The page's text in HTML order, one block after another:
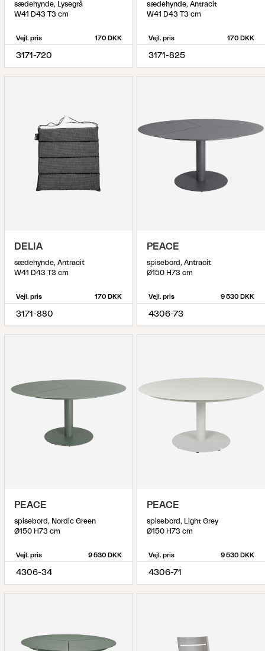
sædehynde, Lysegrå
W41 D43 T3 cm
Vejl. pris 170 DKK
3171-720
sædehynde, Antracit
W41 D43 T3 cm
Vejl. pris 170 DKK
3171-825
DELIA
sædehynde, Antracit
W41 D43 T3 cm
Vejl. pris 170 DKK
3171-880
PEACE
spisebord, Antracit
Ø150 H73 cm
Vejl. pris 9 530 DKK
4306-73
PEACE
spisebord, Nordic Green
Ø150 H73 cm
Vejl. pris 9 530 DKK
4306-34
PEACE
spisebord, Light Grey
Ø150 H73 cm
Vejl. pris 9 530 DKK
4306-71